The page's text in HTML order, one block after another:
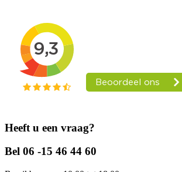
Heeft u een vraag?
Bel 06 -15 46 44 60